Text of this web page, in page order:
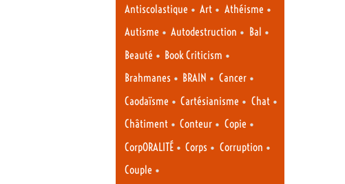
Antiscolastique • Art • Athéisme •
Autisme • Autodestruction • Bal •
Beauté • Book Criticism •
Brahmanes • BRAIN • Cancer•
Caodaïsme • Cartésianisme • Chat•
Châtiment • Conteur • Copie •
CorpORALITÉ • Corps • Corruption •
Couple •